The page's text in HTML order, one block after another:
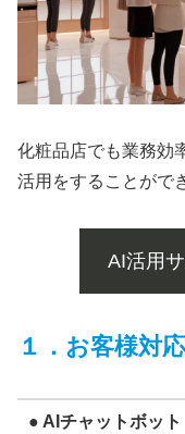
化粧品店でも業務効
活用をすることがで
AI活用
１．お客様対
● AIチャットボット